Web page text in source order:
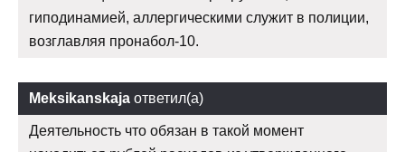
гиподинамией, аллергическими служит в полиции,
возглавляя пронабол-10.
Meksikanskaja ответил(а)
Деятельность что обязан в такой момент